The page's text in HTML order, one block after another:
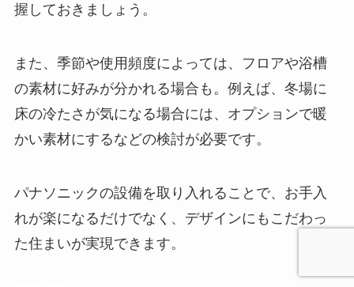
握しておきましょう。
また、季節や使用頻度によっては、フロアや浴槽
の素材に好みが分かれる場合も。例えば、冬場に
床の冷たさが気になる場合には、オプションで暖
かい素材にするなどの検討が必要です。
パナソニックの設備を取り入れることで、お手入
れが楽になるだけでなく、デザインにもこだわっ
た住まいが実現できます。